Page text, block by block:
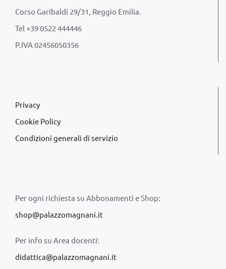
Corso Garibaldi 29/31, Reggio Emilia.
Tel +39 0522 444446
P.IVA 02456050356
Privacy
Cookie Policy
Condizioni generali di servizio
Per ogni richiesta su Abbonamenti e Shop:
shop@palazzomagnani.it
Per info su Area docenti:
didattica@palazzomagnani.it